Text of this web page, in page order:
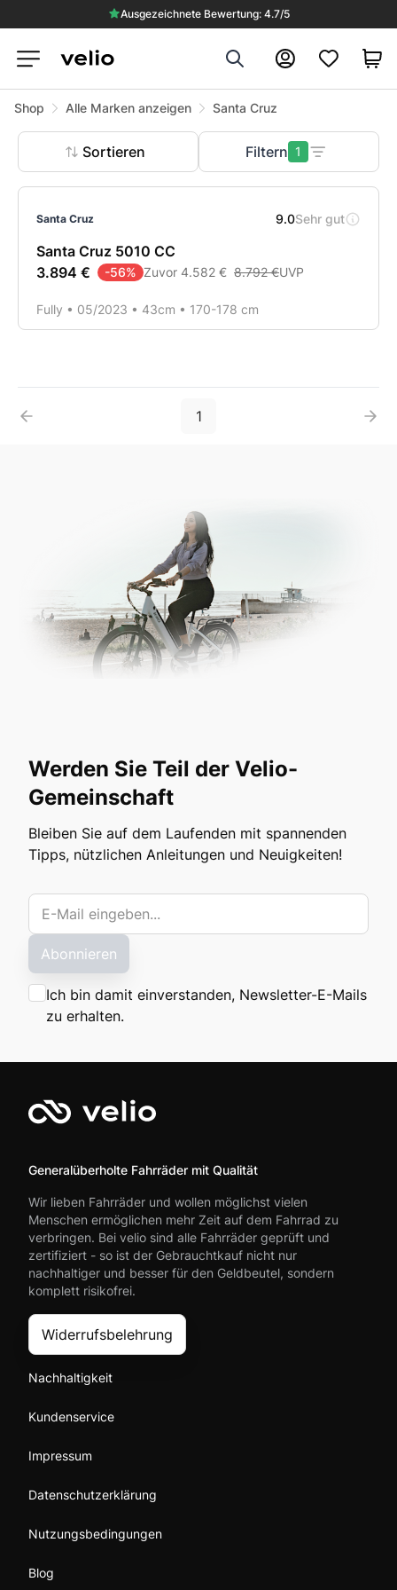
Ausgezeichnete Bewertung: 4.7/5
Search Konto
Shop Alle Marken anzeigen Santa Cruz
Sortieren Filtern 1
Produkte
Santa Cruz
9.0Sehr gut
Santa Cruz 5010 CC
3.894 €
-56% Zuvor 4.582 € 8.792 €UVP
Fully • 05/2023 • 43cm • 170-178 cm
1
Werden Sie Teil der Velio-
Gemeinschaft
Bleiben Sie auf dem Laufenden mit spannenden
Tipps, nützlichen Anleitungen und Neuigkeiten!
Abonnieren
Ich bin damit einverstanden, Newsletter-E-Mails
zu erhalten.
Generalüberholte Fahrräder mit Qualität
Wir lieben Fahrräder und wollen möglichst vielen
Menschen ermöglichen mehr Zeit auf dem Fahrrad zu
verbringen. Bei velio sind alle Fahrräder geprüft und
zertifiziert - so ist der Gebrauchtkauf nicht nur
nachhaltiger und besser für den Geldbeutel, sondern
komplett risikofrei.
Widerrufsbelehrung
Nachhaltigkeit
Kundenservice
Impressum
Datenschutzerklärung
Nutzungsbedingungen
Blog